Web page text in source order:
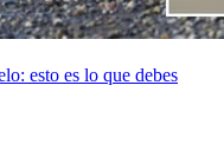
esto es lo que debes